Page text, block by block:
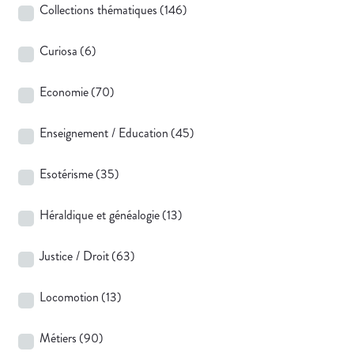
Collections thématiques (146)
Curiosa (6)
Economie(70)
Enseignement / Education (45)
Esotérisme(35)
Héraldique et généalogie(13)
Justice / Droit(63)
Locomotion (13)
Métiers (90)